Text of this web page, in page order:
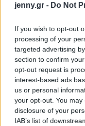
jenny.gr - Do Not
If you wish to opt-out
processing of your
targeted advertising
section to confirm
opt-out request is
interest-based ads
us or personal
your opt-out. You
disclosure of your
IAB’s list of